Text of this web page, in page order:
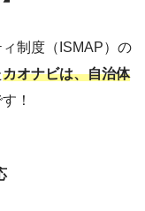
制度（ISMAP）の
カオナビは、自治体
！